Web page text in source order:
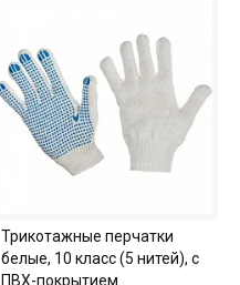
Трикотажные перчатки
белые, 10 класс (5 нитей), с
ПВХ-покрытием